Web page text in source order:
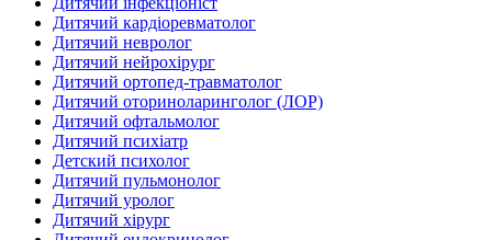
Дитячий кардіоревматолог
Дитячий невролог
Дитячий нейрохірург
Дитячий ортопед-травматолог
Дитячий оториноларинголог (ЛОР)
Дитячий офтальмолог
Дитячий психіатр
Детский психолог
Дитячий пульмонолог
Дитячий уролог
Дитячий хірург